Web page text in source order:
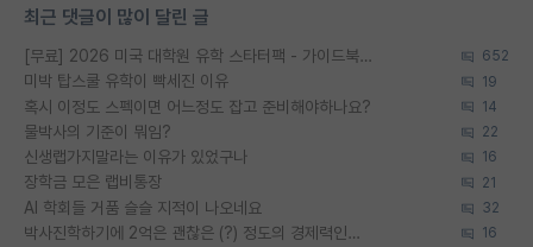
최근 댓글이 많이 달린 글
[무료] 2026 미국 대학원 유학 스타터팩 - 가이드북 & 합격자 컨택메일 템플릿 652
미박 탑스쿨 유학이 빡세진 이유 19
혹시 이정도 스펙이면 어느정도 잡고 준비해야하나요? 14
물박사의 기준이 뭐임? 22
신생랩가지말라는 이유가 있었구나 16
장학금 모은 랩비통장 21
AI 학회들 거품 슬슬 지적이 나오네요 32
박사진학하기에 2억은 괜찮은 (?) 정도의 경제력인가요 16